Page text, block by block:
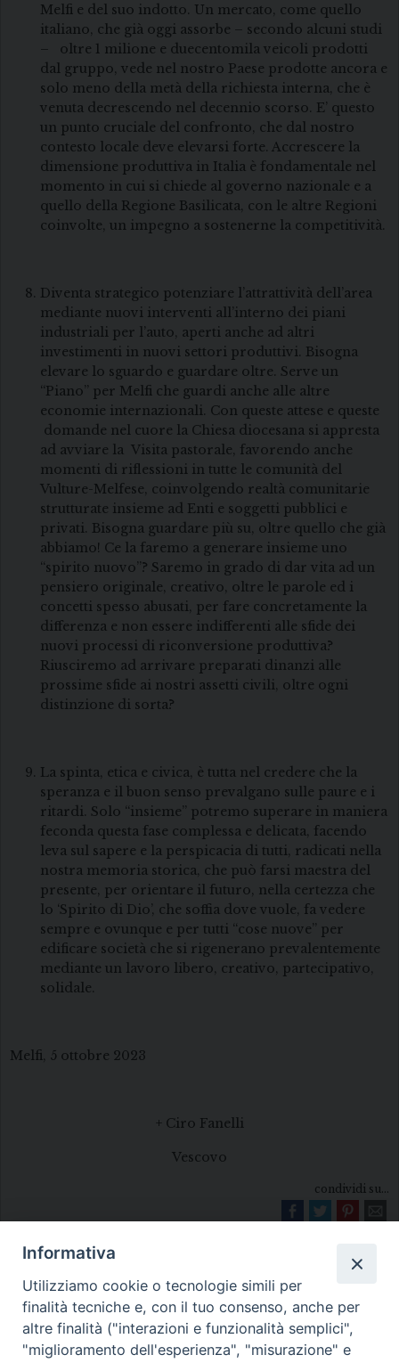
Melfi e del suo indotto. Un mercato, come quello
italiano, che già oggi assorbe – secondo alcuni studi
– oltre 1 milione e duecentomila veicoli prodotti
dal gruppo, vede nel nostro Paese prodotte ancora e
solo meno della metà della richiesta interna, che è
venuta decrescendo nel decennio scorso. E’ questo
un punto cruciale del confronto, che dal nostro
contesto locale deve elevarsi forte. Accrescere la
dimensione produttiva in Italia è fondamentale nel
momento in cui si chiede al governo nazionale e a
quello della Regione Basilicata, con le altre Regioni
coinvolte, un impegno a sostenerne la competitività.
Diventa strategico potenziare l’attrattività dell’area
mediante nuovi interventi all’interno dei piani
industriali per l’auto, aperti anche ad altri
investimenti in nuovi settori produttivi. Bisogna
elevare lo sguardo e guardare oltre. Serve un
“Piano” per Melfi che guardi anche alle altre
economie internazionali. Con queste attese e queste
domande nel cuore la Chiesa diocesana si appresta
ad avviare la Visita pastorale, favorendo anche
momenti di riflessioni in tutte le comunità del
Vulture-Melfese, coinvolgendo realtà comunitarie
strutturate insieme ad Enti e soggetti pubblici e
privati. Bisogna guardare più su, oltre quello che già
abbiamo! Ce la faremo a generare insieme uno
“spirito nuovo”? Saremo in grado di dar vita ad un
pensiero originale, creativo, oltre le parole ed i
concetti spesso abusati, per fare concretamente la
differenza e non essere indifferenti alle sfide dei
nuovi processi di riconversione produttiva?
Riusciremo ad arrivare preparati dinanzi alle
prossime sfide ai nostri assetti civili, oltre ogni
distinzione di sorta?
La spinta, etica e civica, è tutta nel credere che la
speranza e il buon senso prevalgano sulle paure e i
ritardi. Solo “insieme” potremo superare in maniera
feconda questa fase complessa e delicata, facendo
leva sul sapere e la perspicacia di tutti, radicati nella
nostra memoria storica, che può farsi maestra del
presente, per orientare il futuro, nella certezza che
lo ‘Spirito di Dio’, che soffia dove vuole, fa vedere
sempre e ovunque e per tutti “cose nuove” per
edificare società che si rigenerano prevalentemente
mediante un lavoro libero, creativo, partecipativo,
solidale.
Melfi, 5 ottobre 2023
+ Ciro Fanelli
Vescovo
condividi su...
Informativa
Utilizziamo cookie o tecnologie simili per
finalità tecniche e, con il tuo consenso, anche per
altre finalità ("interazioni e funzionalità semplici",
"miglioramento dell'esperienza", "misurazione" e